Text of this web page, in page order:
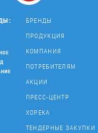
БРЕНДЫ
ПРОДУКЦИЯ
КОМПАНИЯ
ПОТРЕБИТЕЛЯМ
АКЦИИ
ПРЕСС-ЦЕНТР
ХОРЕКА
ТЕНДЕРНЫЕ ЗАКУПКИ